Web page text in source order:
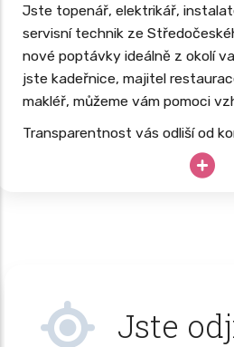
Jste topenář, elektrikář,
servisní technik ze
nové poptávky ideálně z okolí
jste kadeřnice, majitel
makléř, můžeme vám pomoci
Transparentnost vás odliší od
budovaný web vás dlouhodobě
Vaše drahocenné hodiny, know-
Jste